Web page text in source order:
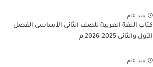
منذ عام
كتاب اللغة العربية للصف الثاني الأساسي الفصل
الأول والثاني 2025-2026 م
منذ عام